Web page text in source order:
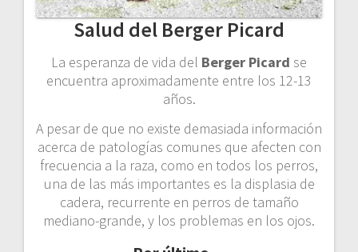
Salud del Berger Picard
La esperanza de vida del Berger Picard se
encuentra aproximadamente entre los 12-13
años.
A pesar de que no existe demasiada información
acerca de patologías comunes que afecten con
frecuencia a la raza, como en todos los perros,
una de las más importantes es la displasia de
cadera, recurrente en perros de tamaño
mediano-grande, y los problemas en los ojos.